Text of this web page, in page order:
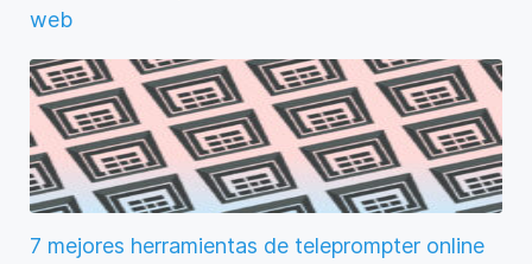
web
7 mejores herramientas de teleprompter online